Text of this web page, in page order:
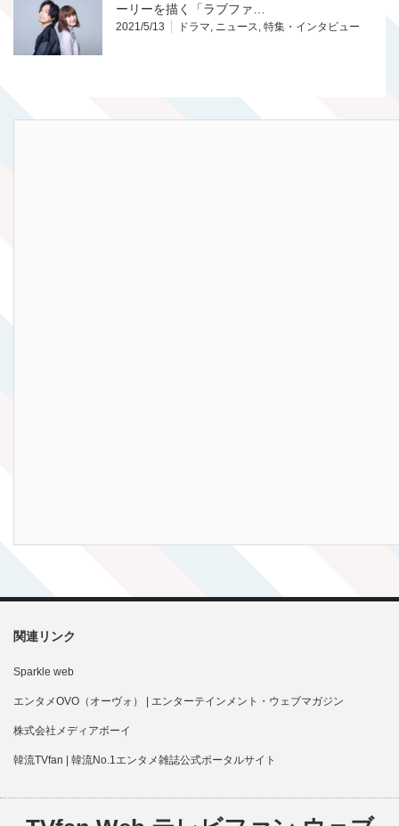
ーリーを描く「ラブファ…
2021/5/13 ドラマ ニュース 特集・インタビュー
関連リンク
Sparkle web
エンタメOVO（オーヴォ） | エンターテインメント・ウェブマガジン
株式会社メディアボーイ
韓流TVfan | 韓流No.1エンタメ雑誌公式ポータルサイト